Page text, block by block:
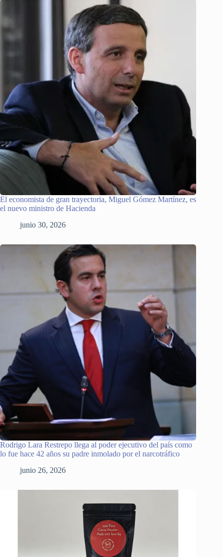
El economista de gran trayectoria, Miguel Gómez Martínez, es
el nuevo ministro de Hacienda
junio 30, 2026
Rodrigo Lara Restrepo llega al poder ejecutivo del país como
lo fue hace 42 años su padre inmolado por el narcotráfico
junio 26, 2026